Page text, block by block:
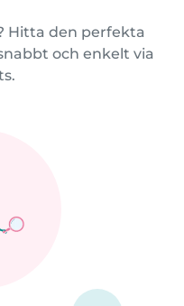
Hitta den perfekta
och enkelt via